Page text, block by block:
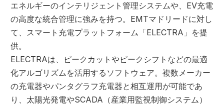
エネルギーのインテリジェント管理システムや、EV充電
の高度な統合管理に強みを持つ。EMTマドリードに対し
て、スマート充電プラットフォーム「ELECTRA」を提
供。
ELECTRAは、ピークカットやピークシフトなどの最適
化アルゴリズムを活用するソフトウェア。複数メーカー
の充電器やパンタグラフ充電器と相互運用が可能であ
り、太陽光発電やSCADA（産業用監視制御システム）